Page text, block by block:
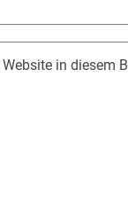
Website in